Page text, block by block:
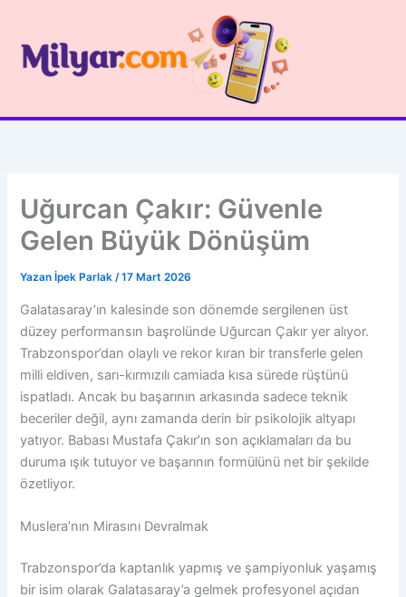
Uğurcan Çakır: Güvenle
Gelen Büyük Dönüşüm
Yazan İpek Parlak/17 Mart 2026
Galatasaray’ın kalesinde son dönemde sergilenen üst
düzey performansın başrolünde Uğurcan Çakır yer alıyor.
Trabzonspor’dan olaylı ve rekor kıran bir transferle gelen
milli eldiven, sarı-kırmızılı camiada kısa sürede rüştünü
ispatladı. Ancak bu başarının arkasında sadece teknik
beceriler değil, aynı zamanda derin bir psikolojik altyapı
yatıyor. Babası Mustafa Çakır’ın son açıklamaları da bu
duruma ışık tutuyor ve başarının formülünü net bir şekilde
özetliyor.
Muslera’nın Mirasını Devralmak
Trabzonspor’da kaptanlık yapmış ve şampiyonluk yaşamış
bir isim olarak Galatasaray’a gelmek profesyonel açıdan